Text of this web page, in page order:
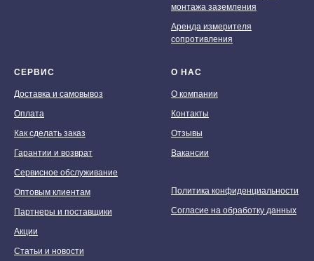
монтажа заземления
Аренда измерителя
сопротивления
СЕРВИС
Доставка и самовывоз
Оплата
Как сделать заказ
Гарантии и возврат
Сервисное обслуживание
Оптовым клиентам
Партнеры и поставщики
Акции
Статьи и новости
О НАС
О компании
Контакты
Отзывы
Вакансии
Политика конфиденциальности
Согласие на обработку данных